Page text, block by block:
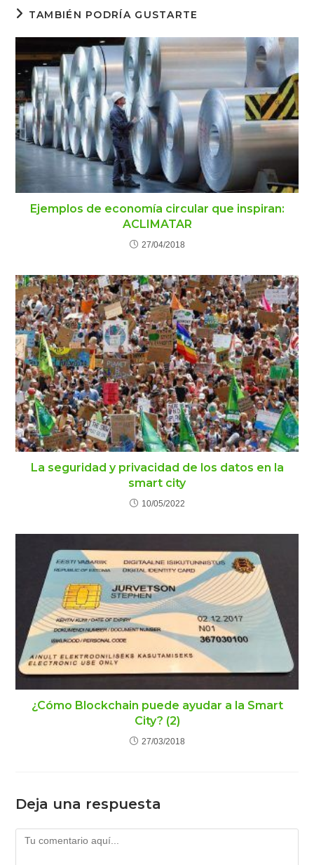
TAMBIÉN PODRÍA GUSTARTE
Ejemplos de economía circular que inspiran:
ACLIMATAR
27/04/2018
La seguridad y privacidad de los datos en la
smart city
10/05/2022
¿Cómo Blockchain puede ayudar a la Smart
City? (2)
27/03/2018
Deja una respuesta
Comentario